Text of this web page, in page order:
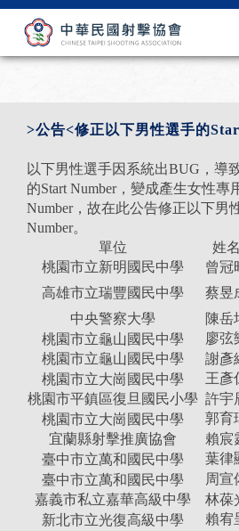
>公告<修正以下男性選手的
以下男性選手因系統出BUG，導
的Start Number，變成產生女性專
Number，故在此公告修正以下男
Number。
單位
姓名
桃園市立新明國民中學
曾冠
高雄市立瑞豐國民中學
蔡昱
中央警察大學
陳岳
桃園市立龜山國民中學
廖弦
桃園市立龜山國民中學
謝彥
桃園市立大崗國民中學
王彥
桃園市平鎮區復旦國民小學 許宇
桃園市立大崗國民中學
郭育
宜蘭縣射擊推廣協會
賴宸
臺中市立萬和國民中學
葉律
臺中市立萬和國民中學
周宣
嘉義市私立嘉華高級中學
林葆
新北市立光復高級中學
賴宥